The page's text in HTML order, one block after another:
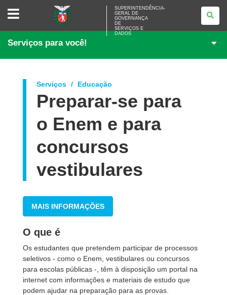
SUPERINTENDÊNCIA-
<BR>GOVERNANÇA
SERVIÇOS
DADOS
SUPERINTENDÊNCIA-
GERAL DE
GOVERNANÇA
DE
SERVIÇOS E
DADOS
Serviços para você!
Serviços Educação
Preparar-se para
o Enem e para
concursos
vestibulares
MAIS INFORMAÇÕES
O que é
Os estudantes que pretendem participar de processos
seletivos - como o Enem, vestibulares ou concursos
para escolas públicas -, têm à disposição um portal na
internet com informações e materiais de estudo que
podem ajudar na preparação para as provas.